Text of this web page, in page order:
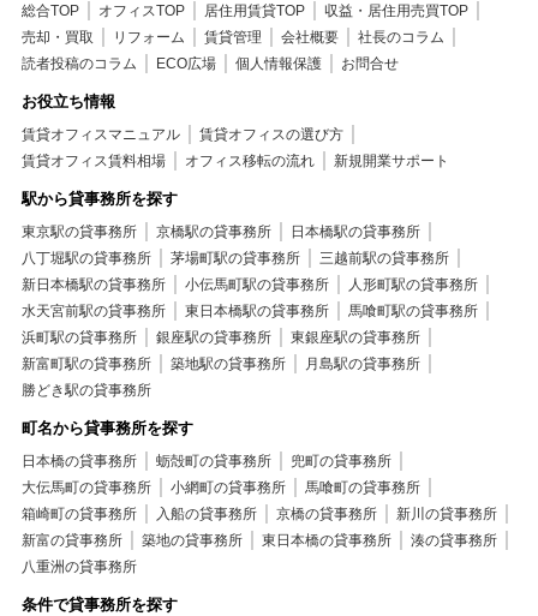
総合TOP オフィスTOP 居住用賃貸TOP
収益・居住用売買TOP
売却・買取
リフォーム 賃貸管理 会社概要
社長のコラム
読者投稿のコラム
ECO広場 個人情報保護 お問合せ
お役立ち情報
賃貸オフィスマニュアル
賃貸オフィスの選び方
賃貸オフィス賃料相場
オフィス移転の流れ 新規開業サポート
駅から貸事務所を探す
東京駅の貸事務所 京橋駅の貸事務所
日本橋駅の貸事務所
八丁堀駅の貸事務所
茅場町駅の貸事務所
三越前駅の貸事務所
新日本橋駅の貸事務所
小伝馬町駅の貸事務所
人形町駅の貸事務所
水天宮前駅の貸事務所
東日本橋駅の貸事務所
馬喰町駅の貸事務所
浜町駅の貸事務所
銀座駅の貸事務所
東銀座駅の貸事務所
新富町駅の貸事務所
築地駅の貸事務所
月島駅の貸事務所
勝どき駅の貸事務所
町名から貸事務所を探す
日本橋の貸事務所 蛎殻町の貸事務所
兜町の貸事務所
大伝馬町の貸事務所
小網町の貸事務所
馬喰町の貸事務所
箱崎町の貸事務所
入船の貸事務所 京橋の貸事務所
新川の貸事務所
新富の貸事務所
築地の貸事務所 東日本橋の貸事務所
湊の貸事務所
八重洲の貸事務所
条件で貸事務所を探す